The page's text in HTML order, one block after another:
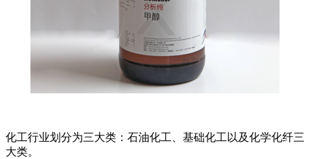
化工行业划分为三大类：石油化工、基础化工以及化学化纤三
大类。